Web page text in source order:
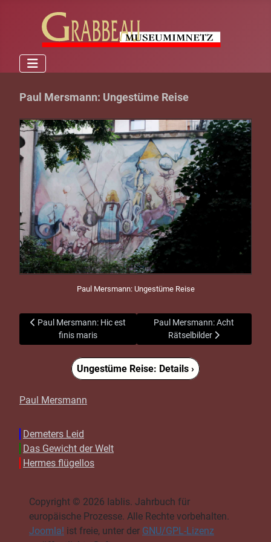
Paul Mersmann: Ungestüme Reise
Paul Mersmann: Ungestüme Reise
Vorheriger Beitrag: Paul Mersmann: Hic est finis maris
Paul Mersmann: Hic est
finis maris
Nächster Beitrag: Paul
Paul Mersmann: Acht
Rätselbilder
Ungestüme Reise: Details ›
Paul Mersmann
Demeters Leid
Das Gewicht der Welt
Hermes flügellos
Copyright © 2026 Iablis. Jahrbuch für
europäische Prozesse. Alle Rechte vorbehalten.
Joomla! ist freie, unter der GNU/GPL-Lizenz